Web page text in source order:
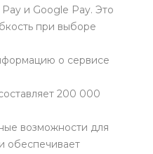
и Google Pay. Это
при выборе
о сервисе
200 000
возможности для
обеспечивает